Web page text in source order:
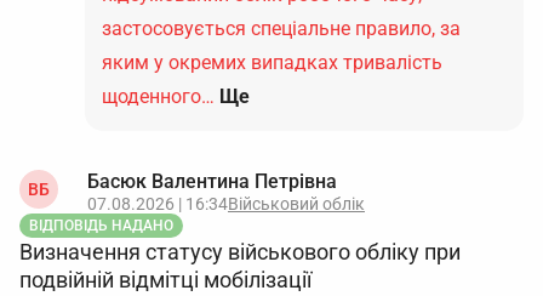
застосовується спеціальне правило, за
яким у окремих випадках тривалість
щоденного… Ще
ВБ Басюк Валентина Петрівна
07.08.2026 | 16:34Військовий облік
ВІДПОВІДЬ НАДАНО
Визначення статусу військового обліку при
подвійній відмітці мобілізації